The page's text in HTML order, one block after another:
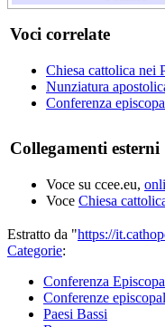
Voci correlate
Chiesa cattolica nei
Nunziatura
Conferenza
Collegamenti esterni
Voce su ccee.eu,
Voce Chiesa
Estratto da "https://
Categorie:
Conferenza
Conferenze
Paesi Bassi